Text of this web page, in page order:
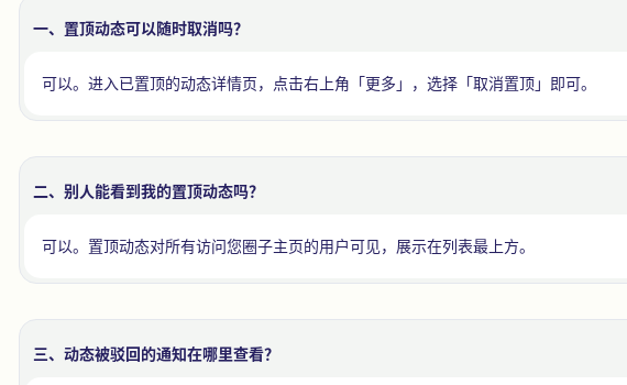
一、置顶动态可以随时取消吗？
可以。进入已置顶的动态详情页，点击右上角「更多」，选择「取消置顶」即可。
二、别人能看到我的置顶动态吗？
可以。置顶动态对所有访问您圈子主页的用户可见，展示在列表最上方。
三、动态被驳回的通知在哪里查看？